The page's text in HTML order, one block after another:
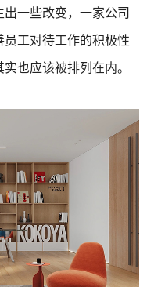
一些改变，一家公司
工对待工作的积极性
也应该被排列在内。